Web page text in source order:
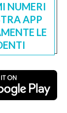
NUMERI
APP
LE